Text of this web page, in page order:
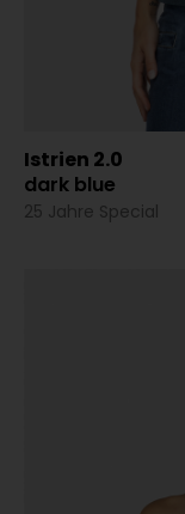
Istrien 2.0
dark blue
25 Jahre Special